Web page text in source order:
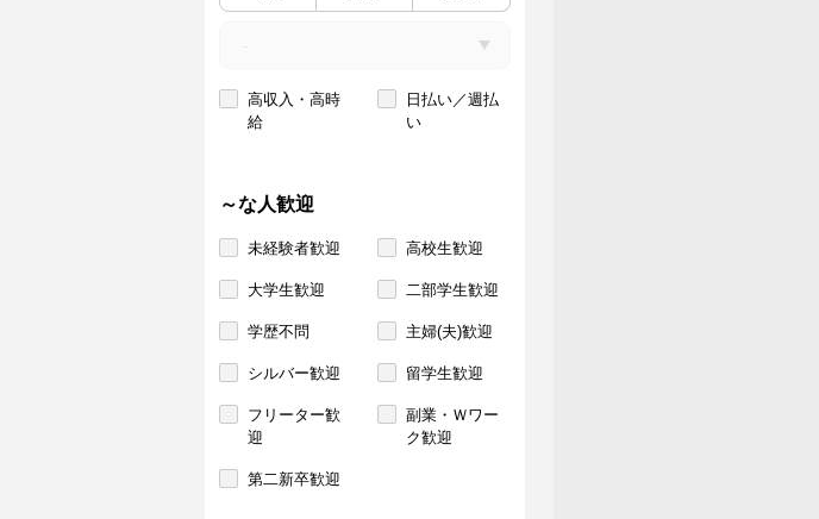
高収入・高時
給
日払い／週払
い
～な人歓迎
未経験者歓迎 高校生歓迎
大学生歓迎 二部学生歓迎
学歴不問 主婦(夫)歓迎
シルバー歓迎 留学生歓迎
フリーター歓
迎
副業・Ｗワー
ク歓迎
第二新卒歓迎